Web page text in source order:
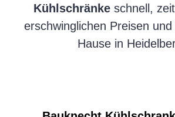
Kühlschränkeschnell,
erschwinglichen Preisen
Hause in